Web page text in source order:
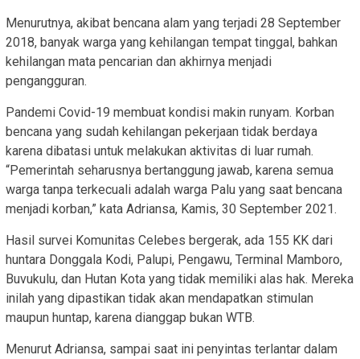
Menurutnya, akibat bencana alam yang terjadi 28 September
2018, banyak warga yang kehilangan tempat tinggal, bahkan
kehilangan mata pencarian dan akhirnya menjadi
pengangguran.
Pandemi Covid-19 membuat kondisi makin runyam. Korban
bencana yang sudah kehilangan pekerjaan tidak berdaya
karena dibatasi untuk melakukan aktivitas di luar rumah.
“Pemerintah seharusnya bertanggung jawab, karena semua
warga tanpa terkecuali adalah warga Palu yang saat bencana
menjadi korban,” kata Adriansa, Kamis, 30 September 2021.
Hasil survei Komunitas Celebes bergerak, ada 155 KK dari
huntara Donggala Kodi, Palupi, Pengawu, Terminal Mamboro,
Buvukulu, dan Hutan Kota yang tidak memiliki alas hak. Mereka
inilah yang dipastikan tidak akan mendapatkan stimulan
maupun huntap, karena dianggap bukan WTB.
Menurut Adriansa, sampai saat ini penyintas terlantar dalam